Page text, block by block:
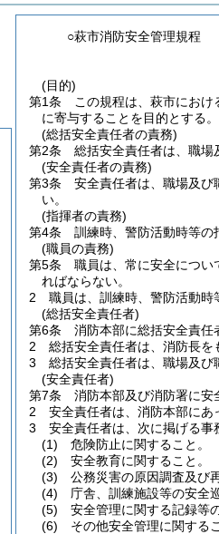
○萩市消防安全管理規程
(目的)
第1条
この規程は、萩市にお
に寄与することを目的とする。
(総括安全責任者の責務)
第2条
総括安全責任者は、職場
(安全責任者の責務)
第3条
安全責任者は、職場及び
い。
(指揮者の責務)
第4条
訓練時、警防活動時等の
(職員の責務)
第5条
職員は、常に安全につい
ればならない。
2
職員は、訓練時、警防活動時
(総括安全責任者)
第6条
消防本部に総括安全責任
2
総括安全責任者は、消防長を
3
総括安全責任者は、職場及び
(安全責任者)
第7条
消防本部及び消防署に安
2
安全責任者は、消防本部にあ
3
安全責任者は、次に掲げる事
(1)
危険防止に関すること。
(2)
安全教育に関すること。
(3)
公務災害の原因調査及び
(4)
庁舎、訓練施設等の安全
(5)
安全管理に関する記録等
(6)
その他安全管理に関する